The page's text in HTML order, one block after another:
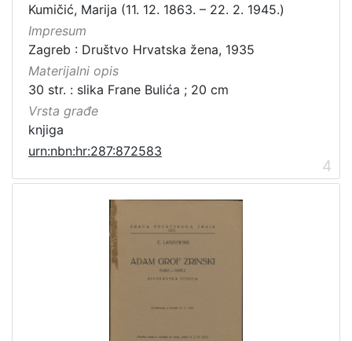
Kumičić, Marija (11. 12. 1863. – 22. 2. 1945.)
Impresum
Zagreb : Društvo Hrvatska žena, 1935
Materijalni opis
30 str. : slika Frane Bulića ; 20 cm
Vrsta građe
knjiga
urn:nbn:hr:287:872583
4